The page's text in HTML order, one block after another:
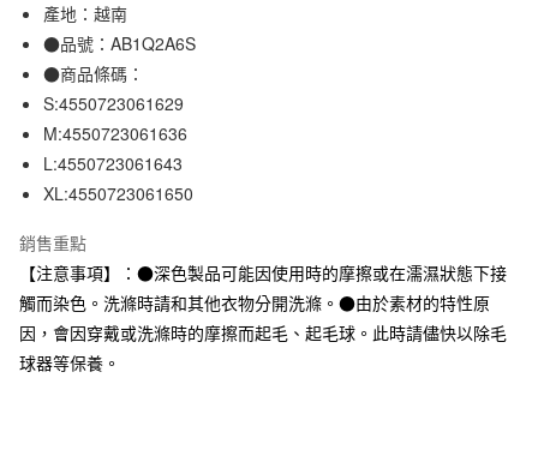
合作金庫商業銀行
華南商業銀行
上海商業儲蓄銀行
臺灣中小企業銀行
匯豐（台灣）商業銀行
聯邦商業銀行
元大商業銀行
台新國際商業銀行
台灣樂天信用卡公司
超商取貨付款
LINE Pay
Apple Pay
街口支付
悠遊付
運送方式
全家取貨付款
每筆NT$65，滿NT$1,000(含以上)免運費
付款後全家取貨
產地：越南
●品號：AB1Q2A6S
●商品條碼：
S:4550723061629
M:4550723061636
L:4550723061643
XL:4550723061650
銷售重點
【注意事項】：●深色製品可能因使用時的摩擦或在濡濕狀態下接
觸而染色。洗滌時請和其他衣物分開洗滌。●由於素材的特性原
因，會因穿戴或洗滌時的摩擦而起毛、起毛球。此時請儘快以除毛
球器等保養。